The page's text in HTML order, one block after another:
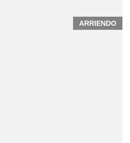
ARRIENDO